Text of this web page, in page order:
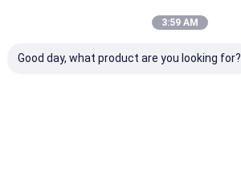
3:59 AM
Good day, what product are you looking for?